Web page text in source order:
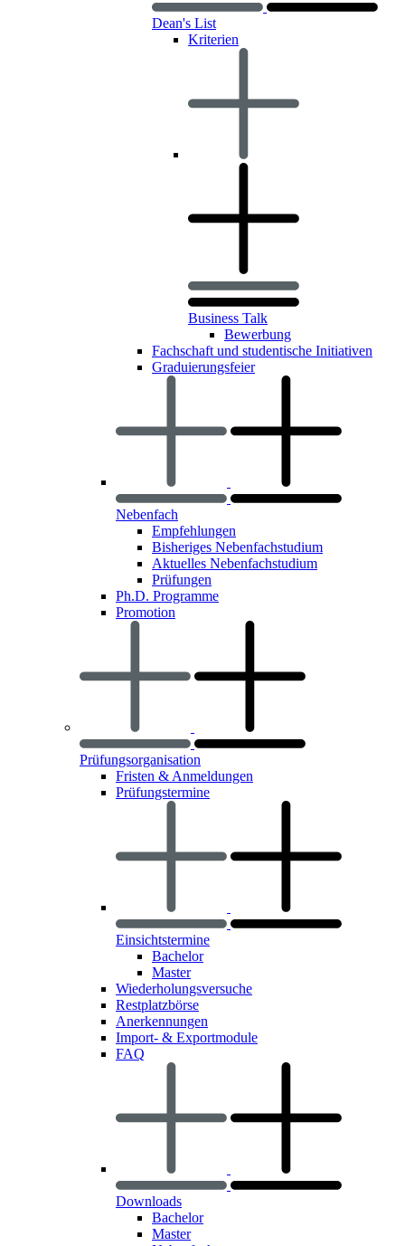
Dean's List
Kriterien
Business Talk
Bewerbung
Fachschaft und studentische Initiativen
Graduierungsfeier
Nebenfach
Empfehlungen
Bisheriges Nebenfachstudium
Aktuelles Nebenfachstudium
Prüfungen
Ph.D. Programme
Promotion
Prüfungsorganisation
Fristen & Anmeldungen
Prüfungstermine
Einsichtstermine
Bachelor
Master
Wiederholungsversuche
Restplatzbörse
Anerkennungen
Import- & Exportmodule
FAQ
Downloads
Bachelor
Master